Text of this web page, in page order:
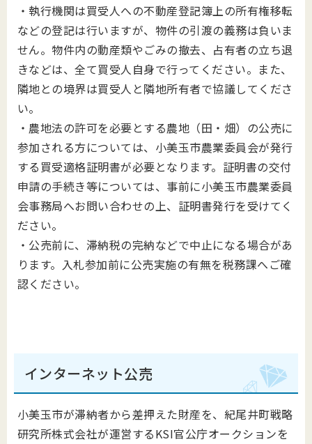
・執行機関は買受人への不動産登記簿上の所有権移転
などの登記は行いますが、物件の引渡の義務は負いま
せん。物件内の動産類やごみの撤去、占有者の立ち退
きなどは、全て買受人自身で行ってください。また、
隣地との境界は買受人と隣地所有者で協議してくださ
い。
・農地法の許可を必要とする農地（田・畑）の公売に
参加される方については、小美玉市農業委員会が発行
する買受適格証明書が必要となります。証明書の交付
申請の手続き等については、事前に小美玉市農業委員
会事務局へお問い合わせの上、証明書発行を受けてく
ださい。
・公売前に、滞納税の完納などで中止になる場合があ
ります。入札参加前に公売実施の有無を税務課へご確
認ください。
インターネット公売
小美玉市が滞納者から差押えた財産を、紀尾井町戦略
研究所株式会社が運営するKSI官公庁オークションを